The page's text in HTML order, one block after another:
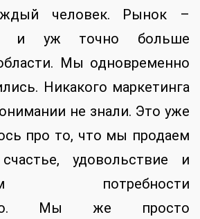
человек. Рынок –
и уж точно больше
Мы одновременно
Никакого маркетинга
не знали. Это уже
про то, что мы продаем
удовольствие и
потребности
Мы же просто